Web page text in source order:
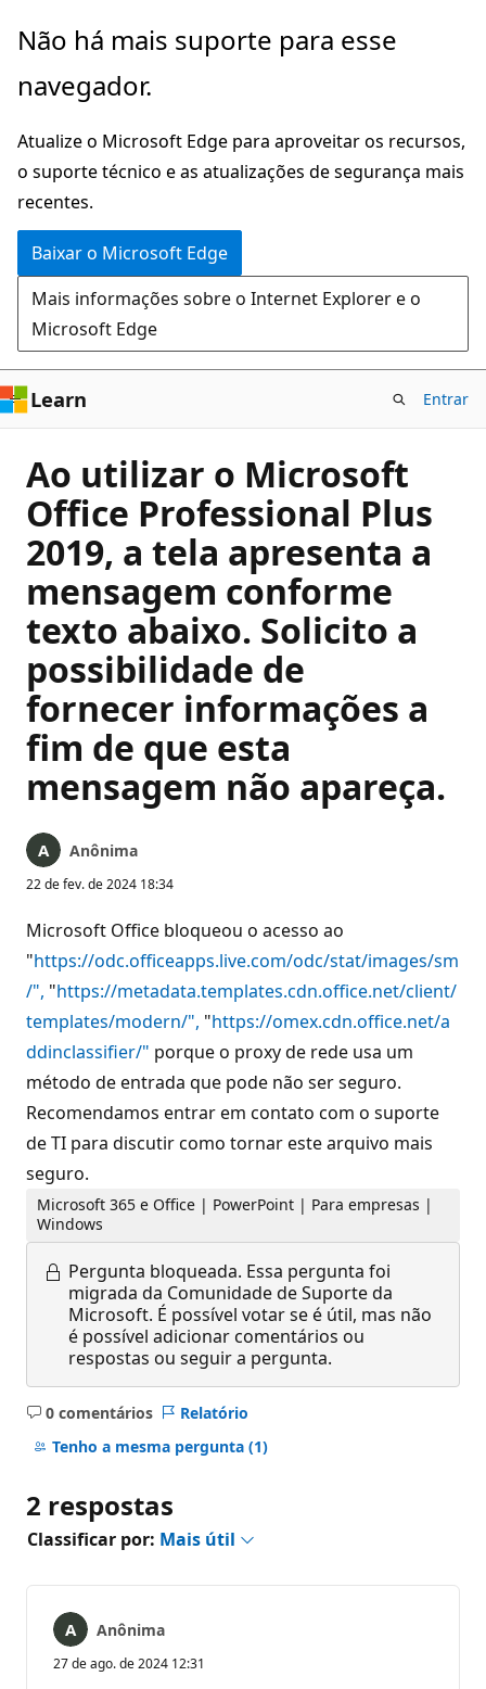
Pular
o
principal
Não há mais suporte para esse
navegador.
Atualize o Microsoft Edge para aproveitar os recursos,
o suporte técnico e as atualizações de segurança mais
recentes.
Baixar o Microsoft Edge
Mais informações sobre o Internet Explorer e o
Microsoft Edge
Learn Entrar
Ao utilizar o Microsoft
Office Professional Plus
2019, a tela apresenta a
mensagem conforme
texto abaixo. Solicito a
possibilidade de
fornecer informações a
fim de que esta
mensagem não apareça.
Anônima
22 de fev. de 2024 18:34
Microsoft Office bloqueou o acesso ao
"https://odc.officeapps.live.com/odc/stat/images/sm
/", "https://metadata.templates.cdn.office.net/client/
templates/modern/", "https://omex.cdn.office.net/a
ddinclassifier/" porque o proxy de rede usa um
método de entrada que pode não ser seguro.
Recomendamos entrar em contato com o suporte
de TI para discutir como tornar este arquivo mais
seguro.
Microsoft 365 e Office | PowerPoint | Para empresas |
Windows
Pergunta bloqueada. Essa pergunta foi
migrada da Comunidade de Suporte da
Microsoft. É possível votar se é útil, mas não
é possível adicionar comentários ou
respostas ou seguir a pergunta.
0 comentários
Sem
comentários
Relatório
Tenho a mesma pergunta (1)
2 respostas
Classificar por: Mais útil
Anônima
27 de ago. de 2024 12:31